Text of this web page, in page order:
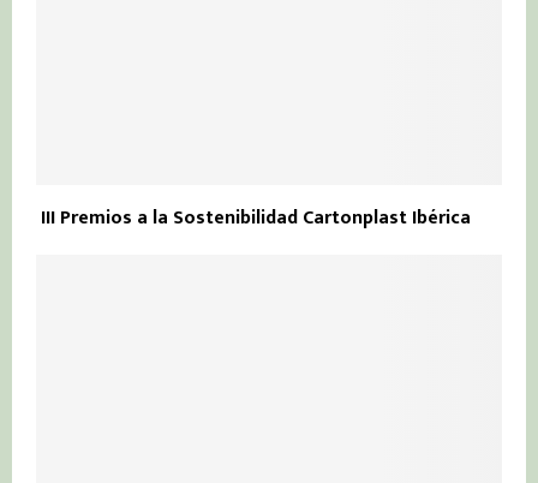
III Premios a la Sostenibilidad Cartonplast Ibérica